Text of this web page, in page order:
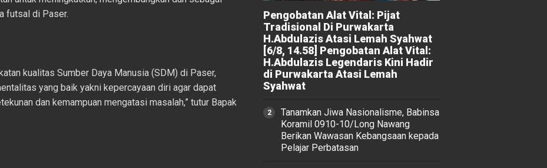
futsal di Paser.
kualitas Sumber Daya Manusia (SDM) di Paser,
yang baik yakni kepercayaan diri agar dapat
dan kemampuan mengatasi masalah,” tutur Bapak
Pengobatan Alat Vital: Pijat
Tradisional Di Purwakarta
H.Abdulazis Atasi Lemah Syahwat
[6/8, 14.58] Pengobatan Alat Vital:
H.Abdulazis Legendaris Kini Hadir
di Purwakarta Atasi Lemah
Syahwat
Tanamkan Jiwa Nasionalisme, Babinsa
Koramil 0910-10/Long Nawang
Berikan Wawasan Kebangsaan kepada
Pelajar Perbatasan